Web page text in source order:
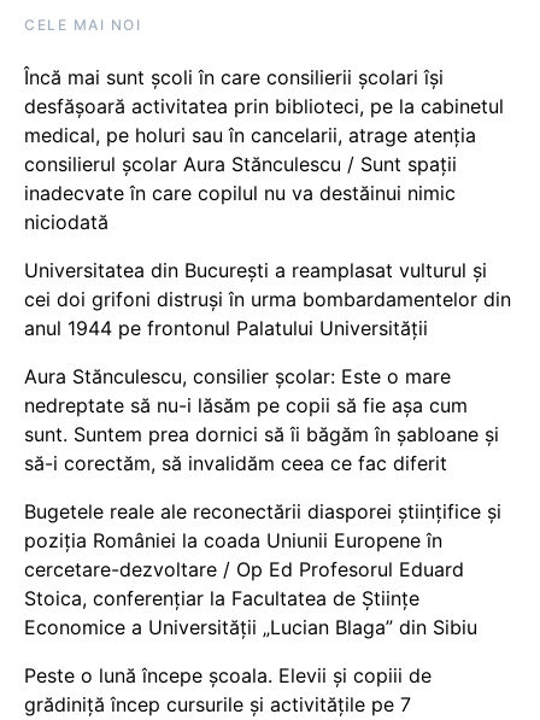
CELE MAI NOI
Încă mai sunt școli în care consilierii școlari își
desfășoară activitatea prin biblioteci, pe la cabinetul
medical, pe holuri sau în cancelarii, atrage atenția
consilierul școlar Aura Stănculescu / Sunt spații
inadecvate în care copilul nu va destăinui nimic
niciodată
Universitatea din București a reamplasat vulturul și
cei doi grifoni distruși în urma bombardamentelor din
anul 1944 pe frontonul Palatului Universității
Aura Stănculescu, consilier școlar: Este o mare
nedreptate să nu-i lăsăm pe copii să fie așa cum
sunt. Suntem prea dornici să îi băgăm în șabloane și
să-i corectăm, să invalidăm ceea ce fac diferit
Bugetele reale ale reconectării diasporei științifice și
poziția României la coada Uniunii Europene în
cercetare-dezvoltare / Op Ed Profesorul Eduard
Stoica, conferențiar la Facultatea de Științe
Economice a Universității „Lucian Blaga” din Sibiu
Peste o lună începe școala. Elevii și copiii de
grădiniță încep cursurile și activitățile pe 7